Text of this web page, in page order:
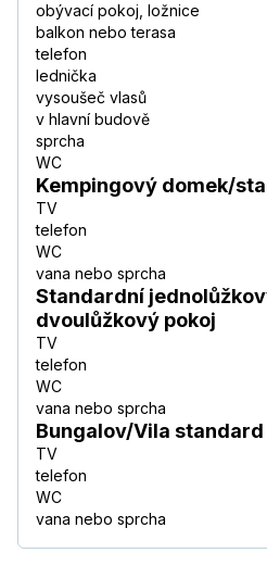
obývací pokoj, ložnice
balkon nebo terasa
telefon
lednička
vysoušeč vlasů
v hlavní budově
sprcha
WC
Kempingový domek/
TV
telefon
WC
vana nebo sprcha
Standardní
dvoulůžkový pokoj
TV
telefon
WC
vana nebo sprcha
Bungalov/Vila standard
TV
telefon
WC
vana nebo sprcha